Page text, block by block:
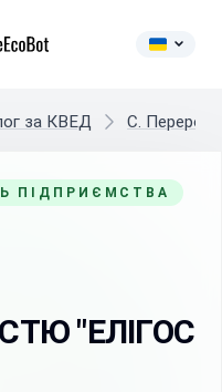
за КВЕД C.
ПІДПРИЄМСТВА
"ЕЛІГОС